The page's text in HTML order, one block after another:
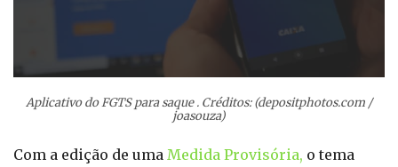
Aplicativo do FGTS para saque . Créditos: (depositphotos.com /
joasouza)
Com a edição de uma Medida Provisória, o tema